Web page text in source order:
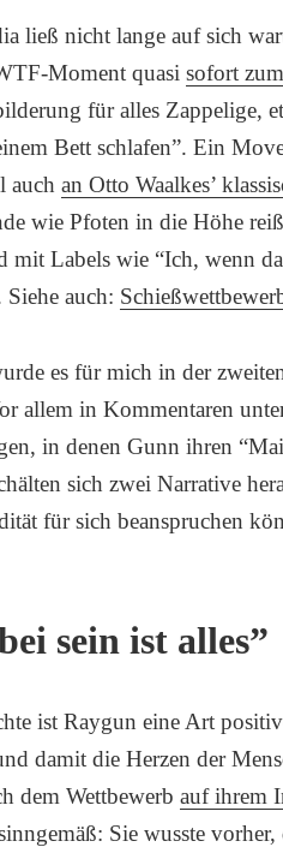
ließ nicht lange auf sich
Moment quasisofort
für alles Zappelige,
Bett schlafen”. Ein
auchan Otto Waalkes’
wie Pfoten in die Höhe
mit Labels wie “Ich, wenn
auch:
es für mich in der
allem in Kommentaren
in denen Gunn ihren
sich zwei Narrative
für sich beanspruchen
sein ist alles”
ist Raygun eine Art
damit die Herzen der
dem Wettbewerbauf ihrem
Sie wusste vorher,